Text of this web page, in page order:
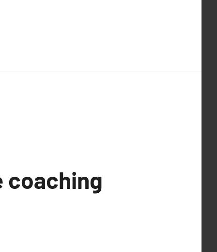
coaching